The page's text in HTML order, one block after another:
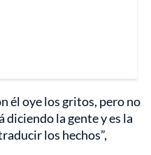
él oye los gritos, pero no
la gente y es la
los hechos”,